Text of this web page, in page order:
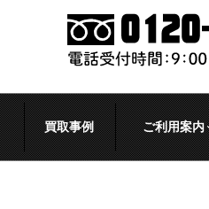
買取事例 ご利用案内